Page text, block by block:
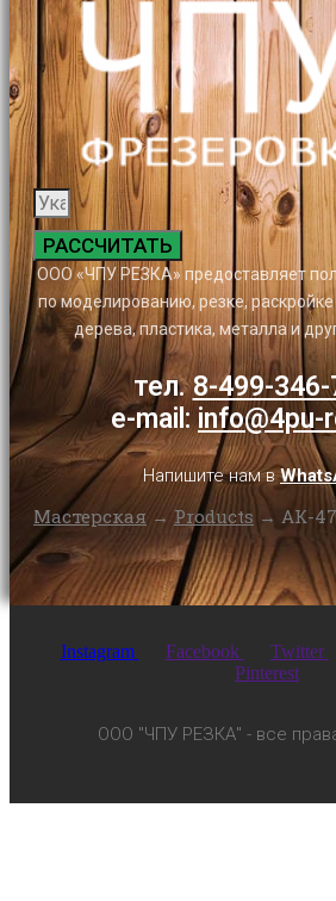
РАССЧИТАТЬ
ООО «ЧПУ РЕЗКА» предоставляет
по моделированию, резке,
дерева, пластика, металла и
тел.8-499-346-
e-mail:info@4pu-
Напишите нам в
Мастерская → Products → АК-47
Instagram Facebook Twitter
Pinterest
ООО "ЧПУ РЕЗКА" - все